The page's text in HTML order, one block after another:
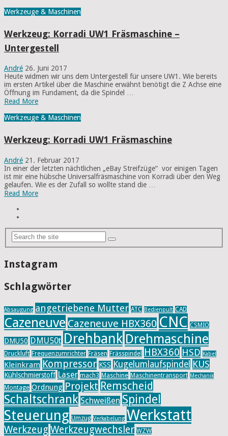
Werkzeuge & Maschinen
Werkzeug: Korradi UW1 Fräsmaschine –
Untergestell
André 26. Juni 2017
Heute widmen wir uns dem Untergestell für unsere UW1. Wie bereits
im ersten Artikel über die Maschine erwähnt benötigt die Z Achse eine
Öffnung im Fundament, da die Spindel …
Read More
Werkzeuge & Maschinen
Werkzeug: Korradi UW1 Fräsmaschine
André 21. Februar 2017
In einer der letzten nächtlichen „eBay Streifzüge“ vor einigen Tagen
ist mir eine hübsche Universalfräsmaschine von Korradi über den Weg
gelaufen. Wie es der Zufall so wollte stand die …
Read More
Instagram
Schlagwörter
Absaugung angetriebene Mutter ATC Bedienpult CAD
Cazeneuve Cazeneuve HBX360 CNC CSMIO
DMU50 DMU50t Drehbank Drehmaschine
Druckluft Frequenzumrichter Fräsen Frässpindel HBX360 HSD Kabel
Kleinkram Kompressor KSS Kugelumlaufspindel KUS
Kühlschmierstoff Laser mach3 Maschine Maschinentransport Mechanik
Montage Ordnung Projekt Remscheid
Schaltschrank Schweißen Spindel
Steuerung Umzug Verkabelung Werkstatt
Werkzeug Werkzeugwechsler WZW